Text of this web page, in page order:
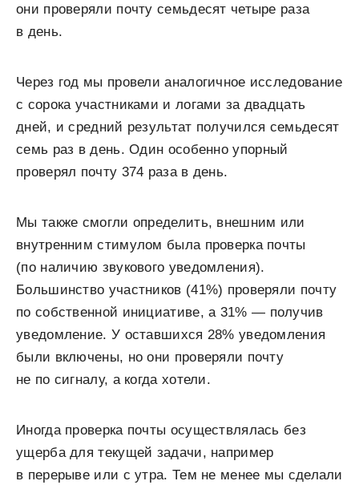
они проверяли почту семьдесят четыре раза
в день.
Через год мы провели аналогичное исследование
с сорока участниками и логами за двадцать
дней, и средний результат получился семьдесят
семь раз в день. Один особенно упорный
проверял почту 374 раза в день.
Мы также смогли определить, внешним или
внутренним стимулом была проверка почты
(по наличию звукового уведомления).
Большинство участников (41%) проверяли почту
по собственной инициативе, а 31% — получив
уведомление. У оставшихся 28% уведомления
были включены, но они проверяли почту
не по сигналу, а когда хотели.
Иногда проверка почты осуществлялась без
ущерба для текущей задачи, например
в перерыве или с утра. Тем не менее мы сделали